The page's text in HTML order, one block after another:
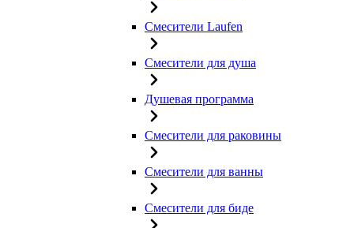
Смесители Laufen
Смесители для душа
Душевая программа
Смесители для раковины
Смесители для ванны
Смесители для биде